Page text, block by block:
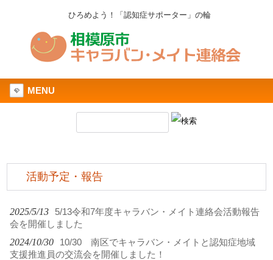
ひろめよう！「認知症サポーター」の輪
MENU
活動予定・報告
2025/5/13
5/13令和7年度キャラバン・メイト連絡会活動報告
会を開催しました
2024/10/30
10/30 南区でキャラバン・メイトと認知症地域
支援推進員の交流会を開催しました！